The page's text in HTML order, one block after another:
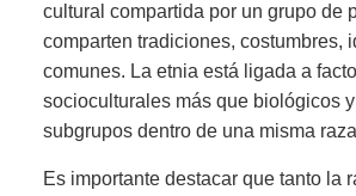
cultural compartida por un grupo de
comparten tradiciones, costumbres,
comunes. La etnia está ligada a
socioculturales más que biológicos
subgrupos dentro de una misma
Es importante destacar que tanto la